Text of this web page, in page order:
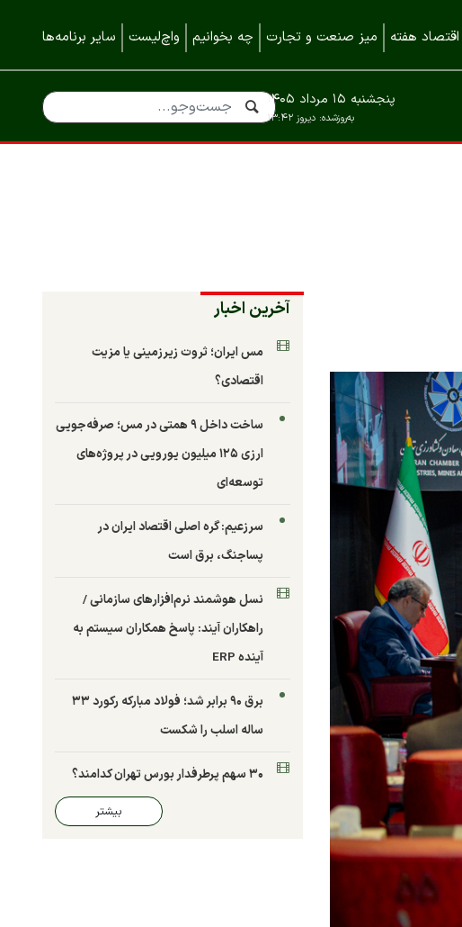
اقتصاد هفته میز صنعت و تجارت چه بخوانیم واچ‌لیست سایر برنامه‌ها
به‌روزشده: دیروز ۱۳:۴۲
پنجشنبه ۱۵ مرداد ۱۴۰۵
آخرین اخبار
مس ایران؛ ثروت زیرزمینی یا مزیت
اقتصادی؟
ساخت داخل ۹ همتی در مس؛ صرفه‌جویی
ارزی ۱۲۵ میلیون یورویی در پروژه‌های
توسعه‌ای
سرزعیم: گره اصلی اقتصاد ایران در
پساجنگ، برق است
نسل هوشمند نرم‌افزارهای سازمانی /
راهکاران آیند: پاسخ همکاران سیستم به
آینده ERP
برق ۹۰ برابر شد؛ فولاد مبارکه رکورد ۳۳
ساله اسلب را شکست
۳۰ سهم پرطرفدار بورس تهران کدامند؟
بیشتر